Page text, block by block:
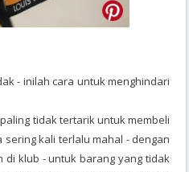
- inilah cara untuk menghindari
tidak tertarik untuk membeli
kali terlalu mahal - dengan
klub - untuk barang yang tidak